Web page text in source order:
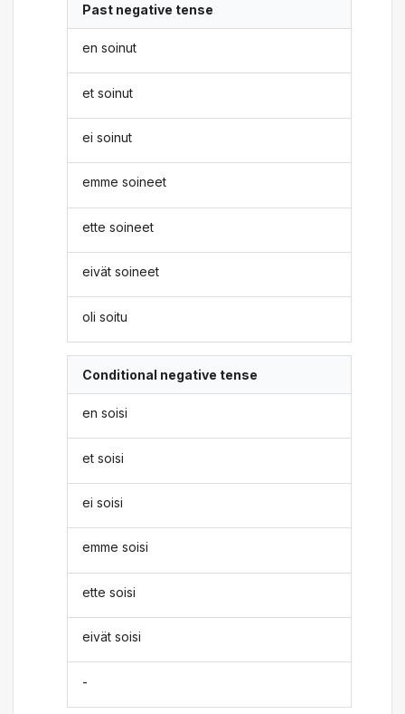
Past negative tense
en soinut
et soinut
ei soinut
emme soineet
ette soineet
eivät soineet
oli soitu
Conditional negative tense
en soisi
et soisi
ei soisi
emme soisi
ette soisi
eivät soisi
-